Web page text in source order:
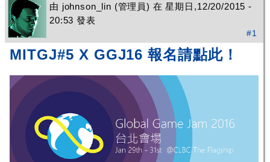
由 johnson_lin (管理員) 在 星期日,12/20/2015 -
20:53 發表
#1
MITGJ#5 X GGJ16 報名請點此！